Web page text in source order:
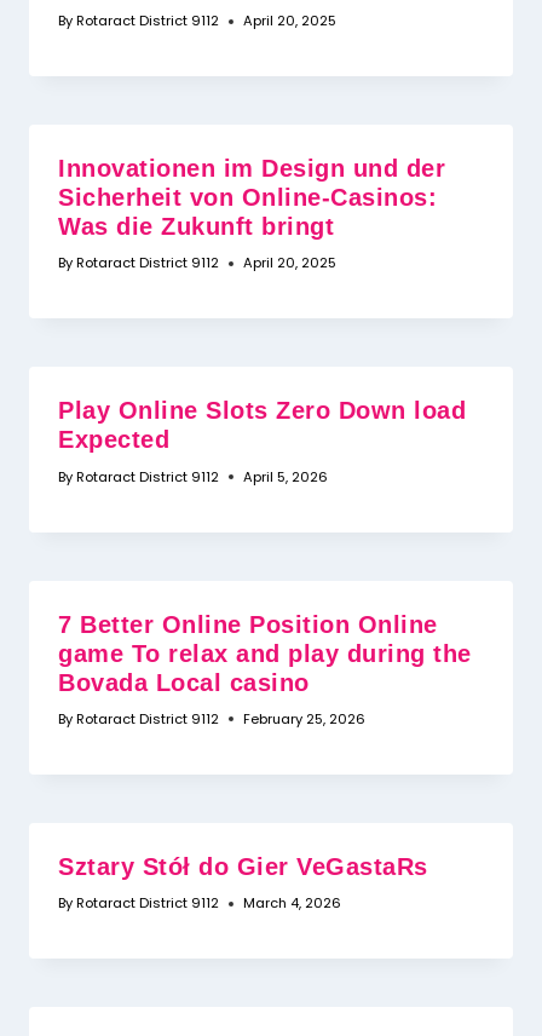
ByRotaract District 9112 April 20, 2025
Innovationen im Design und der
Sicherheit von Online-Casinos:
Was die Zukunft bringt
ByRotaract District 9112 April 20, 2025
Play Online Slots Zero Down load
Expected
ByRotaract District 9112 April 5, 2026
7 Better Online Position Online
game To relax and play during the
Bovada Local casino
ByRotaract District 9112 February 25, 2026
Sztary Stół do Gier VeGastaRs
ByRotaract District 9112 March 4, 2026